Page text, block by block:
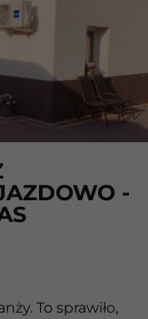
-
To sprawiło,